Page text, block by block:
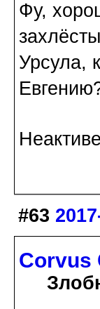
Фу,
Урсула,
#63
Corvus